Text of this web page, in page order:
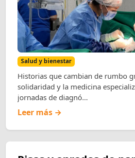
Salud y bienestar
Historias que cambian de rumbo
solidaridad y la medicina
jornadas de diagnó...
Leer más →